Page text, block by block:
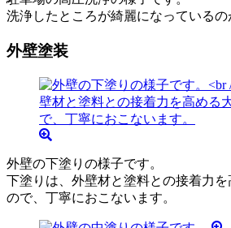
洗浄したところが綺麗になっているの
外壁塗装
外壁の下塗りの様子です。
下塗りは、外壁材と塗料との接着力
ので、丁寧におこないます。